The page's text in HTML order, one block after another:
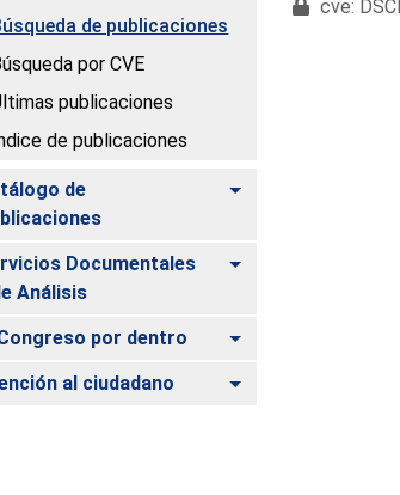
de publicaciones
por CVE
publicaciones
de publicaciones
de
Alternar
Documentales
Análisis
Alternar
por dentro Alternar
al ciudadano Alternar
cve: